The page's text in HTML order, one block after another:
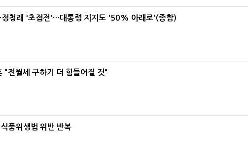
정청래 '초접전'…대통령 지지도 '50% 아래로'(종합)
"전월세 구하기 더 힘들어질 것"
품위생법 위반 반복